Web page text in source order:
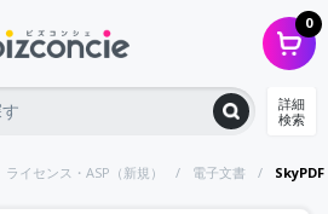
0
詳細
検索
ライセンス・ASP（新規） 電子文書